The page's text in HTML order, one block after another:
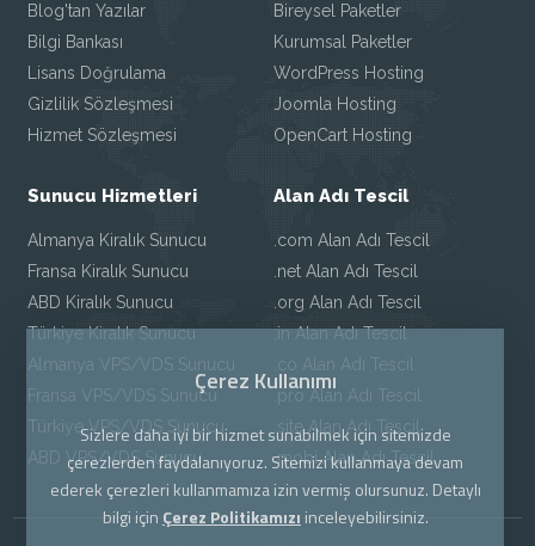
Blog'tan Yazılar
Bilgi Bankası
Lisans Doğrulama
Gizlilik Sözleşmesi
Hizmet Sözleşmesi
Bireysel Paketler
Kurumsal Paketler
WordPress Hosting
Joomla Hosting
OpenCart Hosting
Sunucu Hizmetleri
Almanya Kiralık Sunucu
Fransa Kiralık Sunucu
ABD Kiralık Sunucu
Türkiye Kiralık Sunucu
Almanya VPS/VDS Sunucu
Fransa VPS/VDS Sunucu
Türkiye VPS/VDS Sunucu
ABD VPS/VDS Sunucu
Alan Adı Tescil
.com Alan Adı Tescil
.net Alan Adı Tescil
.org Alan Adı Tescil
.in Alan Adı Tescil
.co Alan Adı Tescil
.pro Alan Adı Tescil
.site Alan Adı Tescil
.mobi Alan Adı Tescil
Çerez Kullanımı
Sizlere daha iyi bir hizmet sunabilmek için sitemizde
çerezlerden faydalanıyoruz. Sitemizi kullanmaya devam
ederek çerezleri kullanmamıza izin vermiş olursunuz. Detaylı
bilgi için Çerez Politikamızı inceleyebilirsiniz.